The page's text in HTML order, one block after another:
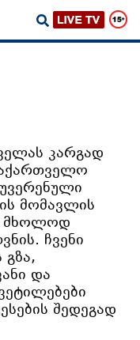
კარგად
მომავლის
მხოლოდ
ჩვენი
გზა,
და
შედეგად